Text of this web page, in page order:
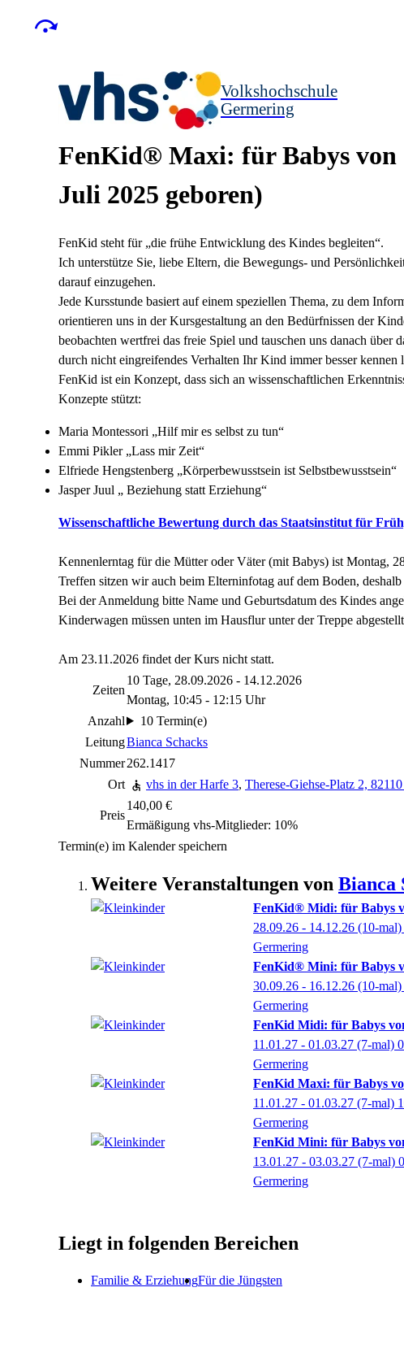
Volkshochschule
Germering
FenKid® Maxi: für Babys von
Juli 2025 geboren)
FenKid steht für „die frühe Entwicklung des Kindes begleiten“.
Ich unterstütze Sie, liebe Eltern, die Bewegungs- und
darauf einzugehen.
Jede Kursstunde basiert auf einem speziellen Thema, zu dem
orientieren uns in der Kursgestaltung an den Bedürfnissen der
beobachten wertfrei das freie Spiel und tauschen uns danach über
durch nicht eingreifendes Verhalten Ihr Kind immer besser kennen
FenKid ist ein Konzept, dass sich an wissenschaftlichen
Konzepte stützt:
Maria Montessori „Hilf mir es selbst zu tun“
Emmi Pikler „Lass mir Zeit“
Elfriede Hengstenberg „Körperbewusstsein ist Selbstbewusstsein“
Jasper Juul „ Beziehung statt Erziehung“
Wissenschaftliche Bewertung durch das Staatsinstitut für
Kennenlerntag für die Mütter oder Väter (mit Babys) ist Montag,
Treffen sitzen wir auch beim Elterninfotag auf dem Boden,
Bei der Anmeldung bitte Name und Geburtsdatum des Kindes
Kinderwagen müssen unten im Hausflur unter der Treppe
Am 23.11.2026 findet der Kurs nicht statt.
Zeiten
10 Tage, 28.09.2026 - 14.12.2026
Montag, 10:45 - 12:15 Uhr
Anzahl
10 Termin(e)
LeitungBianca Schacks
Nummer262.1417
Ort
vhs in der Harfe 3, Therese-Giehse-Platz 2,
Preis
140,00 €
Ermäßigung vhs-Mitglieder: 10%
Termin(e) im Kalender speichern
Weitere Veranstaltungen von Bianca
FenKid® Midi: für Babys
28.09.26 - 14.12.26 (10-mal)
Germering
FenKid® Mini: für Babys
30.09.26 - 16.12.26 (10-mal)
Germering
FenKid Midi: für Babys
11.01.27 - 01.03.27 (7-mal)
Germering
FenKid Maxi: für Babys
11.01.27 - 01.03.27 (7-mal)
Germering
FenKid Mini: für Babys
13.01.27 - 03.03.27 (7-mal)
Germering
Liegt in folgenden Bereichen
Familie & ErziehungFür die Jüngsten